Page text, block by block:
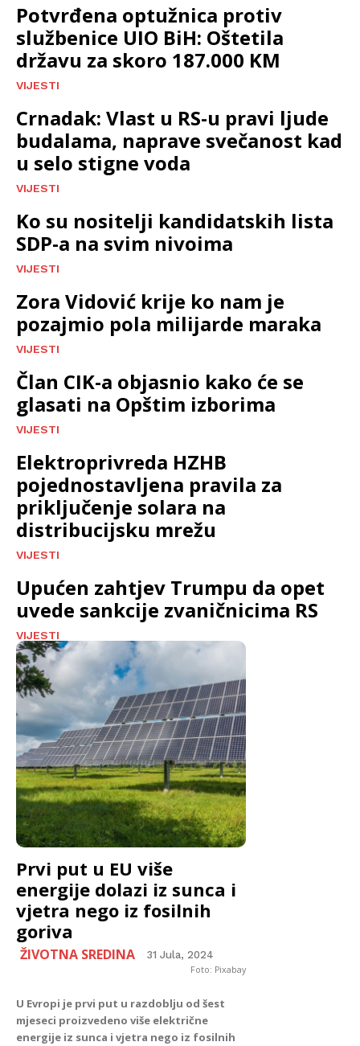
Potvrđena optužnica protiv
službenice UIO BiH: Oštetila
državu za skoro 187.000 KM
VIJESTI
Crnadak: Vlast u RS-u pravi ljude
budalama, naprave svečanost kad
u selo stigne voda
VIJESTI
Ko su nositelji kandidatskih lista
SDP-a na svim nivoima
VIJESTI
Zora Vidović krije ko nam je
pozajmio pola milijarde maraka
VIJESTI
Član CIK-a objasnio kako će se
glasati na Opštim izborima
VIJESTI
Elektroprivreda HZHB
pojednostavljena pravila za
priključenje solara na
distribucijsku mrežu
VIJESTI
Upućen zahtjev Trumpu da opet
uvede sankcije zvaničnicima RS
VIJESTI
Prvi put u EU više
energije dolazi iz sunca i
vjetra nego iz fosilnih
goriva
ŽIVOTNA SREDINA 31 Jula, 2024
Foto: Pixabay
U Evropi je prvi put u razdoblju od šest
mjeseci proizvedeno više električne
energije iz sunca i vjetra nego iz fosilnih